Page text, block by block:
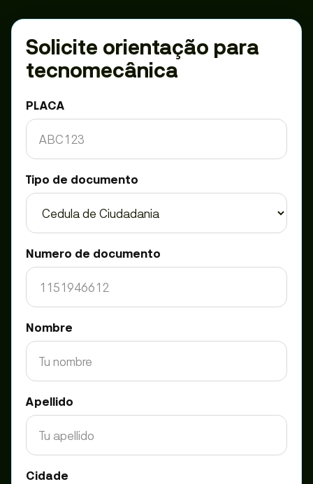
Solicite orientação para
tecnomecânica
PLACA
Tipo de documento
Numero de documento
Nombre
Apellido
Cidade